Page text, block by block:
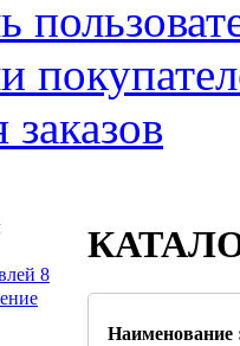
8
Наименование